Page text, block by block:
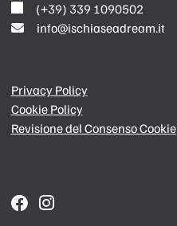
(+39) 339 1090502
info@ischiaseadream.it
Privacy Policy
Cookie Policy
Revisione del Consenso Cookie